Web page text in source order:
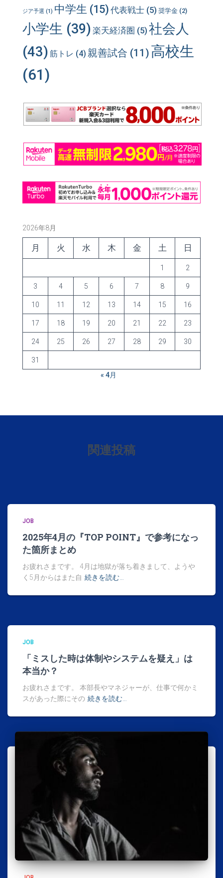
ジア予選 (1) 中学生 (15) 代表戦士 (5) 奨学金 (2)
小学生 (39) 楽天経済圏 (5) 社会人
(43) 筋トレ (4) 親善試合 (11) 高校生
(61)
2026年8月
月 火 水 木 金 土 日
1 2
3 4 5 6 7 8 9
10 11 12 13 14 15 16
17 18 19 20 21 22 23
24 25 26 27 28 29 30
31
« 4月
関連投稿
JOB
2025年4月の『TOP POINT』で参考になっ
た箇所まとめ
お疲れさまです。 4月は地獄が落ち着きまして、ようや
く5月からはまた自 続きを読む…
JOB
「ミスした時は体制やシステムを疑え」は
本当か？
お疲れさまです。 本部長やマネジャーが、仕事で何かミ
スがあった際にその 続きを読む…